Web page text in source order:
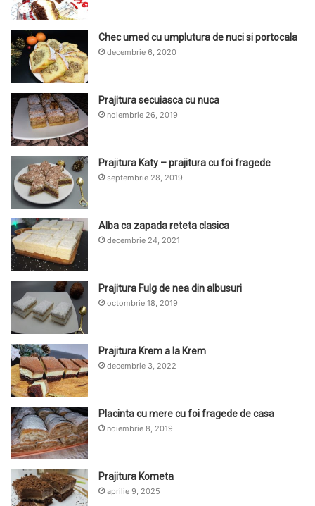
Chec umed cu umplutura de nuci si portocala
decembrie 6, 2020
Prajitura secuiasca cu nuca
noiembrie 26, 2019
Prajitura Katy – prajitura cu foi fragede
septembrie 28, 2019
Alba ca zapada reteta clasica
decembrie 24, 2021
Prajitura Fulg de nea din albusuri
octombrie 18, 2019
Prajitura Krem a la Krem
decembrie 3, 2022
Placinta cu mere cu foi fragede de casa
noiembrie 8, 2019
Prajitura Kometa
aprilie 9, 2025